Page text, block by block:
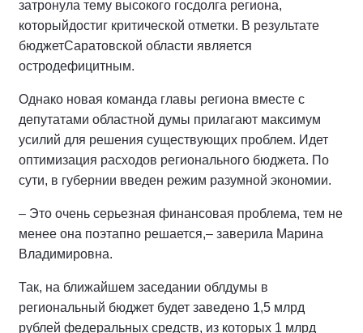
затронула тему высокого госдолга региона,
которыйдостиг критической отметки. В результате
бюджетСаратовской области является
остродефицитным.
Однако новая команда главы региона вместе с
депутатами областной думы прилагают максимум
усилий для решения существующих проблем. Идет
оптимизация расходов регионального бюджета. По
сути, в губернии введен режим разумной экономии.
– Это очень серьезная финансовая проблема, тем не
менее она поэтапно решается,– заверила Марина
Владимировна.
Так, на ближайшем заседании облдумы в
региональный бюджет будет заведено 1,5 млрд
рублей федеральных средств, из которых 1 млрд